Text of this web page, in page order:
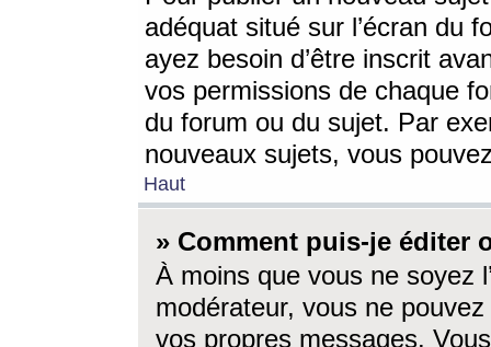
adéquat situé sur l’écran du
ayez besoin d’être inscrit
vos permissions de chaque
du forum ou du sujet. Par
nouveaux sujets, vous
Haut
» Comment puis-je éditer
À moins que vous ne soyez
modérateur, vous ne
vos propres messages.